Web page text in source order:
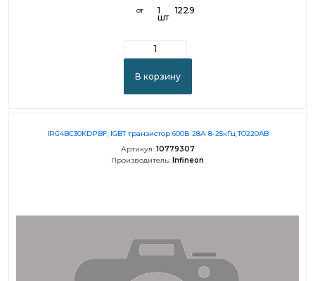
от 1
шт
122.9
В корзину
IRG4BC30KDPBF, IGBT транзистор 600В 28А 8-25кГц TO220AB
Артикул: 10779307
Производитель: Infineon